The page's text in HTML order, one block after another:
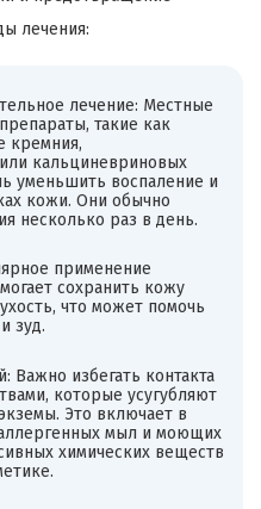
лечения:
лечение: Местные
такие как
кремния,
кальциневриновых
уменьшить воспаление и
кожи. Они обычно
несколько раз в день.
применение
сохранить кожу
что может помочь
зуд.
Важно избегать контакта
которые усугубляют
Это включает в
мыл и моющих
химических веществ